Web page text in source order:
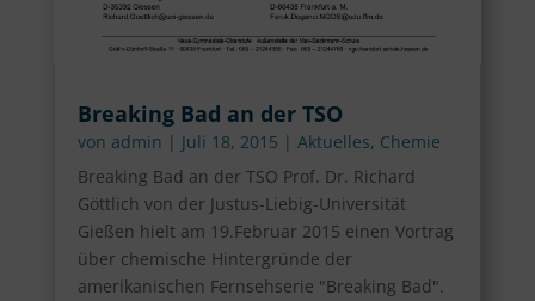
Breaking Bad an der TSO
von admin | Juli 18, 2015 | Aktuelles, Chemie
Breaking Bad an der TSO Prof. Dr. Richard
Göttlich von der Justus-Liebig-Universität
Gießen hielt am 19.Februar 2015 einen Vortrag
über chemische Hintergründe der
amerikanischen Fernsehserie "Breaking Bad".